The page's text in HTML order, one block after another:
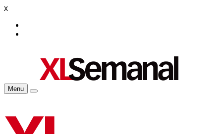
x
Menu